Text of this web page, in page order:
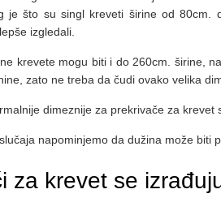
je što su singl kreveti širine od
izgledali.
krevete mogu biti i do 260cm. širine,
zato ne treba da čudi ovako velika
dimeznije za prekrivače za krevet
napominjemo da dužina može biti
za krevet se